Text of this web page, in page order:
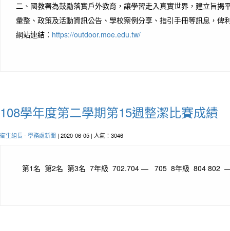
二、國教署為鼓勵落實戶外教育，讓學習走入真實世界，建立旨揭
彙整、政策及活動資訊公告、學校案例分享、指引手冊等訊息，俾
網站連結： https://outdoor.moe.edu.tw/
108學年度第二學期第15週整潔比賽成績
衛生組長- 學務處新聞 | 2020-06-05 | 人氣：3046
第1名 第2名 第3名 7年級 702.704 — 705 8年級 804 802